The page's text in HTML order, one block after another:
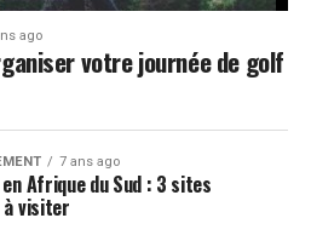
ago
votre journée de golf
7 ans ago
Afrique du Sud : 3 sites
à visiter